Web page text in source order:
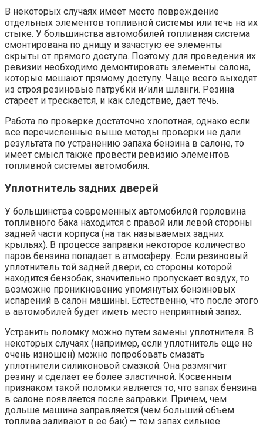
В некоторых случаях имеет место повреждение
отдельных элементов топливной системы или течь на их
стыке. У большинства автомобилей топливная система
смонтирована по днищу и зачастую ее элементы
скрыты от прямого доступа. Поэтому для проведения их
ревизии необходимо демонтировать элементы салона,
которые мешают прямому доступу. Чаще всего выходят
из строя резиновые патрубки и/или шланги. Резина
стареет и трескается, и как следствие, дает течь.
Работа по проверке достаточно хлопотная, однако если
все перечисленные выше методы проверки не дали
результата по устранению запаха бензина в салоне, то
имеет смысл также провести ревизию элементов
топливной системы автомобиля.
Уплотнитель задних дверей
У большинства современных автомобилей горловина
топливного бака находится с правой или левой стороны
задней части корпуса (на так называемых задних
крыльях). В процессе заправки некоторое количество
паров бензина попадает в атмосферу. Если резиновый
уплотнитель той задней двери, со стороны которой
находится бензобак, значительно пропускает воздух, то
возможно проникновение упомянутых бензиновых
испарений в салон машины. Естественно, что после этого
в автомобилей будет иметь место неприятный запах.
Устранить поломку можно путем замены уплотнителя. В
некоторых случаях (например, если уплотнитель еще не
очень изношен) можно попробовать смазать
уплотнители силиконовой смазкой. Она размягчит
резину и сделает ее более эластичной. Косвенным
признаком такой поломки является то, что запах бензина
в салоне появляется после заправки. Причем, чем
дольше машина заправляется (чем больший объем
топлива заливают в ее бак) — тем запах сильнее.